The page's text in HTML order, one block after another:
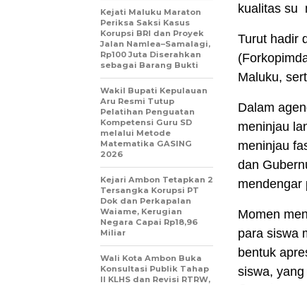
kualitas su
Turut hadir
Maluku,
Dalam
meninjau
meninjau
dan
mendengar
Momen
para siswa
bentuk
siswa,
Kejati Maluku Maraton
Periksa Saksi Kasus
Korupsi BRI dan Proyek
Jalan Namlea–Samalagi,
Rp100 Juta Diserahkan
sebagai Barang Bukti
Wakil Bupati Kepulauan
Aru Resmi Tutup
Pelatihan Penguatan
Kompetensi Guru SD
melalui Metode
Matematika GASING
2026
Kejari Ambon Tetapkan 2
Tersangka Korupsi PT
Dok dan Perkapalan
Waiame, Kerugian
Negara Capai Rp18,96
Miliar
Wali Kota Ambon Buka
Konsultasi Publik Tahap
II KLHS dan Revisi RTRW,